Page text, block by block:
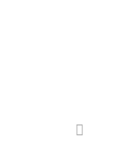
Све похвале за